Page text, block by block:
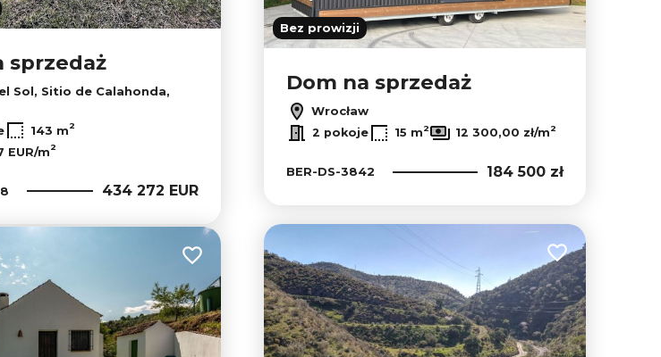
sprzedaż
Sol, Sitio de Calahonda,
143 m2
EUR/m2
434 272 EUR
Bez prowizji
Dom na sprzedaż
Wrocław
2 pokoje 15 m2 12 300,00 zł/m2
BER-DS-3842 184 500 zł
Dodaj do ulubionych Dodaj do